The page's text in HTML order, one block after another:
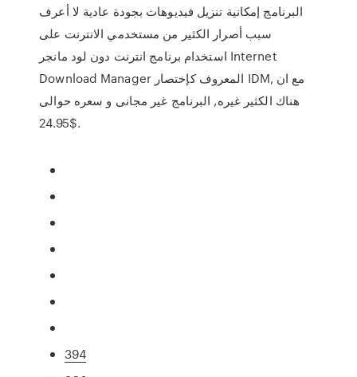
البرنامج إمكانية تنزيل فيديوهات بجودة عادية لا أعرف
سبب أصرار الكثير من مستخدمي الانترنت على
استخدام برنامج انترنت دون لود مانجر Internet
Download Manager المعروف كإختصار IDM, مع ان
هناك الكثير غيره, البرنامج غير مجانى و سعره حوالى
$24.95.
394